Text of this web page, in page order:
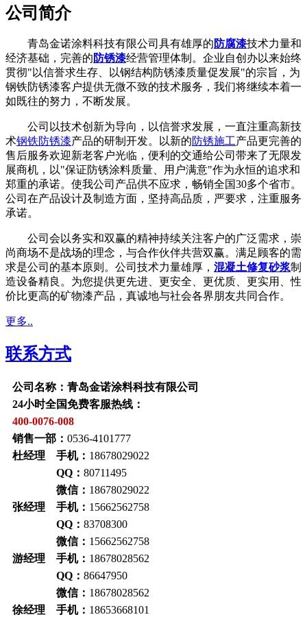
公司简介
青岛金诺涂料科技有限公司具有雄厚的 防腐漆技术力量和
经济基础，完善的 防锈漆经营管理体制。企业自创办以来始终
贯彻"以信誉求生存、以钢结构防锈漆质量促发展"的宗旨，为
钢铁防锈漆客户提供无微不致的技术服务，我们将继续本着一
如既往的努力，不断发展。
公司以技术创新为导向，以信誉求发展，一直注重高新技
术钢铁防锈漆产品的研制开发。以新的防锈施工产品更完善的
售后服务欢迎新老客户光临，便利的交通给公司带来了无限发
展商机，以"保证防锈涂料质量、用户满意"作为永恒的追求和
郑重的承诺。使我公司产品供不应求，畅销全国30多个省市。
公司在产品设计及制造方面，坚持高品质，严要求，注重服务
承诺。
公司会以务实和双赢的精神持续关注客户的广泛需求，崇
尚商场不是战场的理念，与合作伙伴共营双赢。满足顾客的需
求是公司的基本原则。公司技术力量雄厚， 混凝土修复砂浆制
造设备精良。为您提供更先进、更安全、更优质、更实用、性
价比更高的矿物漆产品，真诚地与社会各界朋友共同合作。
更多..
联系方式
公司名称：青岛金诺涂料科技有限公司
24小时全国免费客服热线：
400-0076-008
销售一部： 0536-4101777
杜经理 手机： 18678029022
QQ： 80711495
微信： 18678029022
张经理 手机： 15662562758
QQ： 83708300
微信： 15662562758
游经理 手机： 18678028562
QQ： 86647950
微信： 18678028562
徐经理 手机： 18653668101